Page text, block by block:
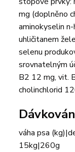
mg (doplněno
aminokyselin
uhličitanem
selenu
srovnatelným
B2 12 mg, vit.
cholinchlorid
váha psa
15kg|260g